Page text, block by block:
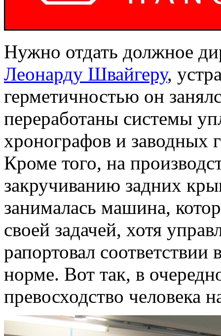
Нужно отдать должное
Леонарду Швайгеру,
герметичностью он
переработаны системы
хронографов и заводных
Кроме того, на
закручиванию задних
занималась машина,
своей задачей, хотя
рапортовал соответствии
норме. Вот так, в
превосходство человека